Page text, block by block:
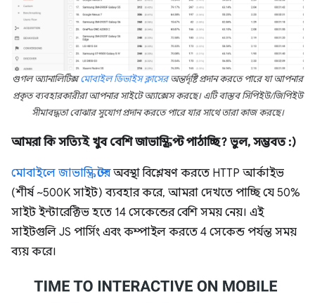
গুগল অ্যানালিটিক্সমোবাইল ডিভাইস ক্লাসেরঅন্তর্দৃষ্টি প্রদান করতে পারে যা আপনার
প্রকৃত ব্যবহারকারীরা আপনার সাইটে অ্যাক্সেস করছে। এটি বাস্তব সিপিইউ/জিপিইউ
সীমাবদ্ধতা বোঝার সুযোগ প্রদান করতে পারে যার সাথে তারা কাজ করছে।
আমরা কি সত্যিই খুব বেশি জাভাস্ক্রিপ্ট পাঠাচ্ছি? ভুল, সম্ভবত :)
মোবাইলে জাভাস্ক্রিপ্টেরঅবস্থা বিশ্লেষণ করতে HTTP আর্কাইভ
(শীর্ষ ~500K সাইট) ব্যবহার করে, আমরা দেখতে পাচ্ছি যে 50%
সাইট ইন্টারেক্টিভ হতে 14 সেকেন্ডের বেশি সময় নেয়। এই
সাইটগুলি JS পার্সিং এবং কম্পাইল করতে 4 সেকেন্ড পর্যন্ত সময়
ব্যয় করে।